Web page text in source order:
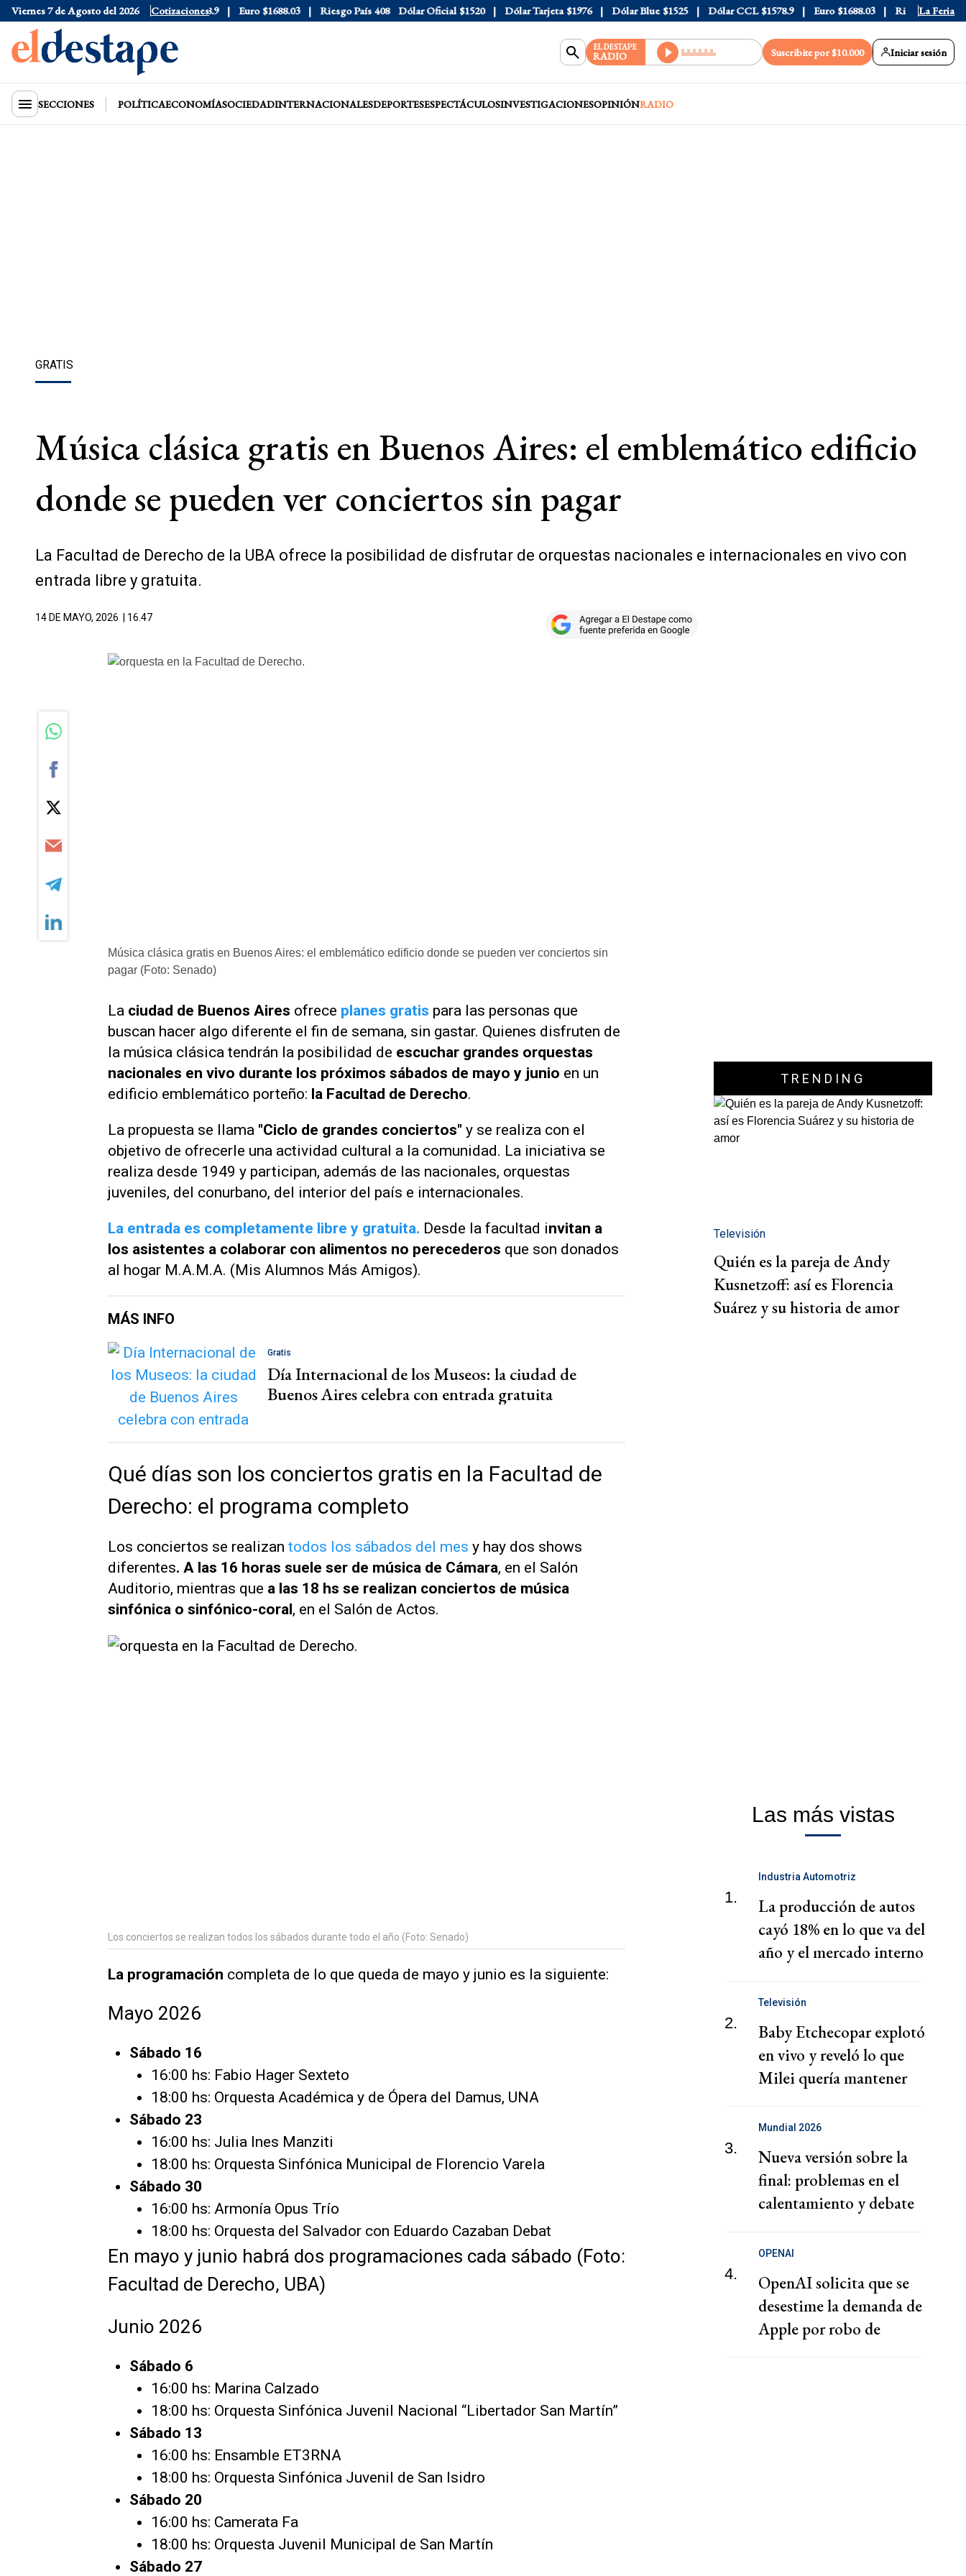
Viernes 7 de Agosto del 2026 Cotizaciones
Dólar Blue $1525 Dólar CCL $1578.9 Euro $1688.03 Riesgo País 408 Dólar Oficial $1520 Dólar Tarjeta $1976 Dólar Blue $1525 Dólar CCL $1578.9 Euro $1688.03 Riesgo País 408
La Feria
EL DESTAPE
RADIO Suscribite por $10.000 Iniciar sesión
SECCIONES POLÍTICAECONOMÍASOCIEDADINTERNACIONALESDEPORTESESPECTÁCULOSINVESTIGACIONESOPINIÓNRADIO
GRATIS
Música clásica gratis en Buenos Aires: el emblemático edificio
donde se pueden ver conciertos sin pagar
La Facultad de Derecho de la UBA ofrece la posibilidad de disfrutar de orquestas nacionales e internacionales en vivo con
entrada libre y gratuita.
14 DE MAYO, 2026 | 16.47
Música clásica gratis en Buenos Aires: el emblemático edificio donde se pueden ver conciertos sin
pagar (Foto: Senado)
La ciudad de Buenos Aires ofrece planes gratis para las personas que
buscan hacer algo diferente el fin de semana, sin gastar. Quienes disfruten de
la música clásica tendrán la posibilidad de escuchar grandes orquestas
nacionales en vivo durante los próximos sábados de mayo y junio en un
edificio emblemático porteño: la Facultad de Derecho.
La propuesta se llama "Ciclo de grandes conciertos" y se realiza con el
objetivo de ofrecerle una actividad cultural a la comunidad. La iniciativa se
realiza desde 1949 y participan, además de las nacionales, orquestas
juveniles, del conurbano, del interior del país e internacionales.
La entrada es completamente libre y gratuita. Desde la facultad invitan a
los asistentes a colaborar con alimentos no perecederos que son donados
al hogar M.A.M.A. (Mis Alumnos Más Amigos).
MÁS INFO
Gratis
Día Internacional de los Museos: la ciudad de
Buenos Aires celebra con entrada gratuita
Qué días son los conciertos gratis en la Facultad de
Derecho: el programa completo
Los conciertos se realizan todos los sábados del mes y hay dos shows
diferentes. A las 16 horas suele ser de música de Cámara, en el Salón
Auditorio, mientras que a las 18 hs se realizan conciertos de música
sinfónica o sinfónico-coral, en el Salón de Actos.
Los conciertos se realizan todos los sábados durante todo el año (Foto: Senado)
La programación completa de lo que queda de mayo y junio es la siguiente:
Mayo 2026
Sábado 16
16:00 hs: Fabio Hager Sexteto
18:00 hs: Orquesta Académica y de Ópera del Damus, UNA
Sábado 23
16:00 hs: Julia Ines Manziti
18:00 hs: Orquesta Sinfónica Municipal de Florencio Varela
Sábado 30
16:00 hs: Armonía Opus Trío
18:00 hs: Orquesta del Salvador con Eduardo Cazaban Debat
En mayo y junio habrá dos programaciones cada sábado (Foto:
Facultad de Derecho, UBA)
Junio 2026
Sábado 6
16:00 hs: Marina Calzado
18:00 hs: Orquesta Sinfónica Juvenil Nacional “Libertador San Martín”
Sábado 13
16:00 hs: Ensamble ET3RNA
18:00 hs: Orquesta Sinfónica Juvenil de San Isidro
Sábado 20
16:00 hs: Camerata Fa
18:00 hs: Orquesta Juvenil Municipal de San Martín
Sábado 27
TRENDING
Televisión
Quién es la pareja de Andy
Kusnetzoff: así es Florencia
Suárez y su historia de amor
Las más vistas
1.
Industria Automotriz
La producción de autos
cayó 18% en lo que va del
año y el mercado interno
2.
Televisión
Baby Etchecopar explotó
en vivo y reveló lo que
Milei quería mantener
3.
Mundial 2026
Nueva versión sobre la
final: problemas en el
calentamiento y debate
4.
OPENAI
OpenAI solicita que se
desestime la demanda de
Apple por robo de